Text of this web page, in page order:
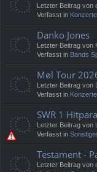
Letzter Beitrag von
Verfasst in
Danko Jones
Letzter Beitrag von
Verfasst in Bands
Møl Tour
Letzter Beitrag von
Verfasst in
SWR 1
Letzter Beitrag von
Verfasst in
Testament -
Letzter Beitrag von